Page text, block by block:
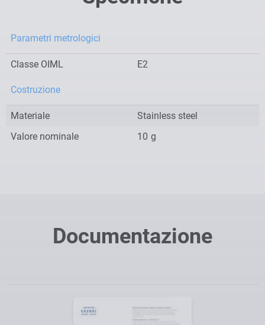
Parametri metrologici
Classe OIML E2
Costruzione
Materiale
Stainless steel
Valore nominale
10 g
Documentazione